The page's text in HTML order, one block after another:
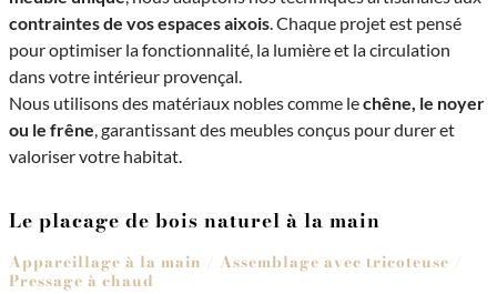
contraintes de vos espaces aixois. Chaque projet est pensé
pour optimiser la fonctionnalité, la lumière et la circulation
dans votre intérieur provençal.
Nous utilisons des matériaux nobles comme lechêne, le noyer
ou le frêne, garantissant des meubles conçus pour durer et
valoriser votre habitat.
Le placage de bois naturel à la main
Appareillage à la main / Assemblage avec tricoteuse /
Pressage à chaud